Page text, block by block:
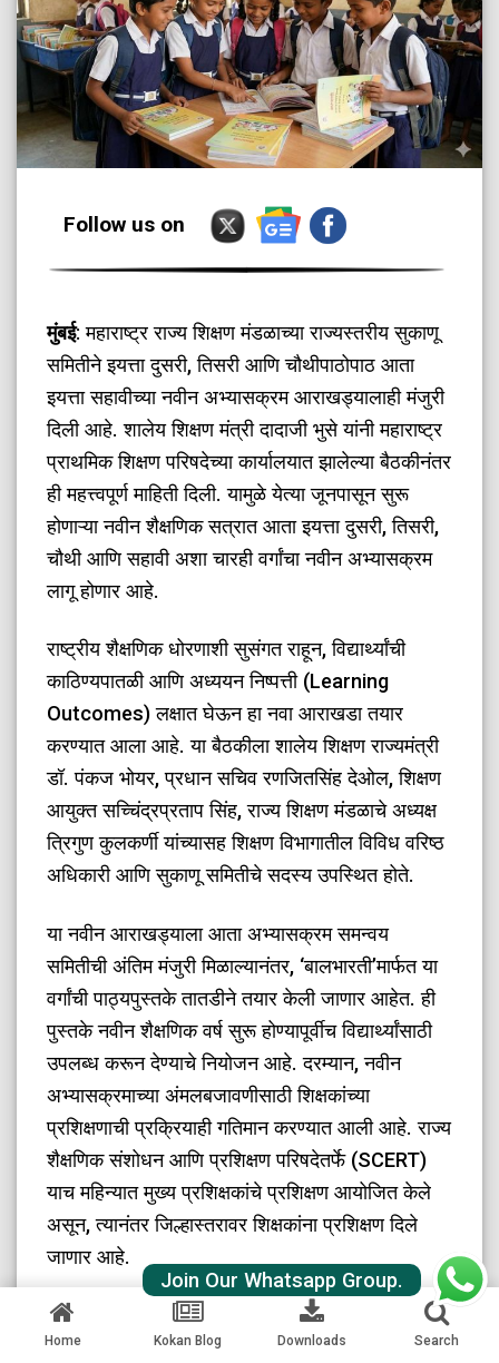
Follow us on
मुंबई: महाराष्ट्र राज्य शिक्षण मंडळाच्या राज्यस्तरीय सुकाणू
समितीने इयत्ता दुसरी, तिसरी आणि चौथीपाठोपाठ आता
इयत्ता सहावीच्या नवीन अभ्यासक्रम आराखड्यालाही मंजुरी
दिली आहे. शालेय शिक्षण मंत्री दादाजी भुसे यांनी महाराष्ट्र
प्राथमिक शिक्षण परिषदेच्या कार्यालयात झालेल्या बैठकीनंतर
ही महत्त्वपूर्ण माहिती दिली. यामुळे येत्या जूनपासून सुरू
होणाऱ्या नवीन शैक्षणिक सत्रात आता इयत्ता दुसरी, तिसरी,
चौथी आणि सहावी अशा चारही वर्गांचा नवीन अभ्यासक्रम
लागू होणार आहे.
​राष्ट्रीय शैक्षणिक धोरणाशी सुसंगत राहून, विद्यार्थ्यांची
काठिण्यपातळी आणि अध्ययन निष्पत्ती (Learning
Outcomes) लक्षात घेऊन हा नवा आराखडा तयार
करण्यात आला आहे. या बैठकीला शालेय शिक्षण राज्यमंत्री
डॉ. पंकज भोयर, प्रधान सचिव रणजितसिंह देओल, शिक्षण
आयुक्त सच्चिंद्रप्रताप सिंह, राज्य शिक्षण मंडळाचे अध्यक्ष
त्रिगुण कुलकर्णी यांच्यासह शिक्षण विभागातील विविध वरिष्ठ
अधिकारी आणि सुकाणू समितीचे सदस्य उपस्थित होते.
​या नवीन आराखड्याला आता अभ्यासक्रम समन्वय
समितीची अंतिम मंजुरी मिळाल्यानंतर, ‘बालभारती’मार्फत या
वर्गांची पाठ्यपुस्तके तातडीने तयार केली जाणार आहेत. ही
पुस्तके नवीन शैक्षणिक वर्ष सुरू होण्यापूर्वीच विद्यार्थ्यांसाठी
उपलब्ध करून देण्याचे नियोजन आहे. दरम्यान, नवीन
अभ्यासक्रमाच्या अंमलबजावणीसाठी शिक्षकांच्या
प्रशिक्षणाची प्रक्रियाही गतिमान करण्यात आली आहे. राज्य
शैक्षणिक संशोधन आणि प्रशिक्षण परिषदेतर्फे (SCERT)
याच महिन्यात मुख्य प्रशिक्षकांचे प्रशिक्षण आयोजित केले
असून, त्यानंतर जिल्हास्तरावर शिक्षकांना प्रशिक्षण दिले
जाणार आहे.
WhatsAppTelegramFacebookTwitter Share
Home Kokan Blog Downloads Search
Join Our Whatsapp Group.